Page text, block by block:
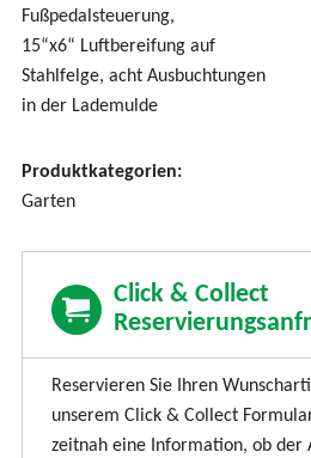
Fußpedalsteuerung,
15“x6“ Luftbereifung auf
Stahlfelge, acht Ausbuchtungen
in der Lademulde
Produktkategorien:
Garten
Click & Collect
Reservieren Sie Ihren
unserem Click & Collect
zeitnah eine Information, ob der